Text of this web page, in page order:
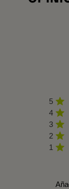
5
4
3
2
1